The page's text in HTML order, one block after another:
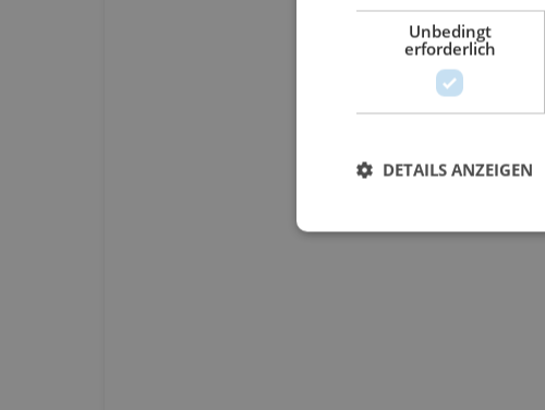
Unbedingt
erforderlich
DETAILS ANZEIGEN